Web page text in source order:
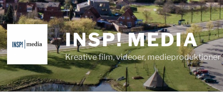
INSP! MEDIA
Kreative film, videoer,